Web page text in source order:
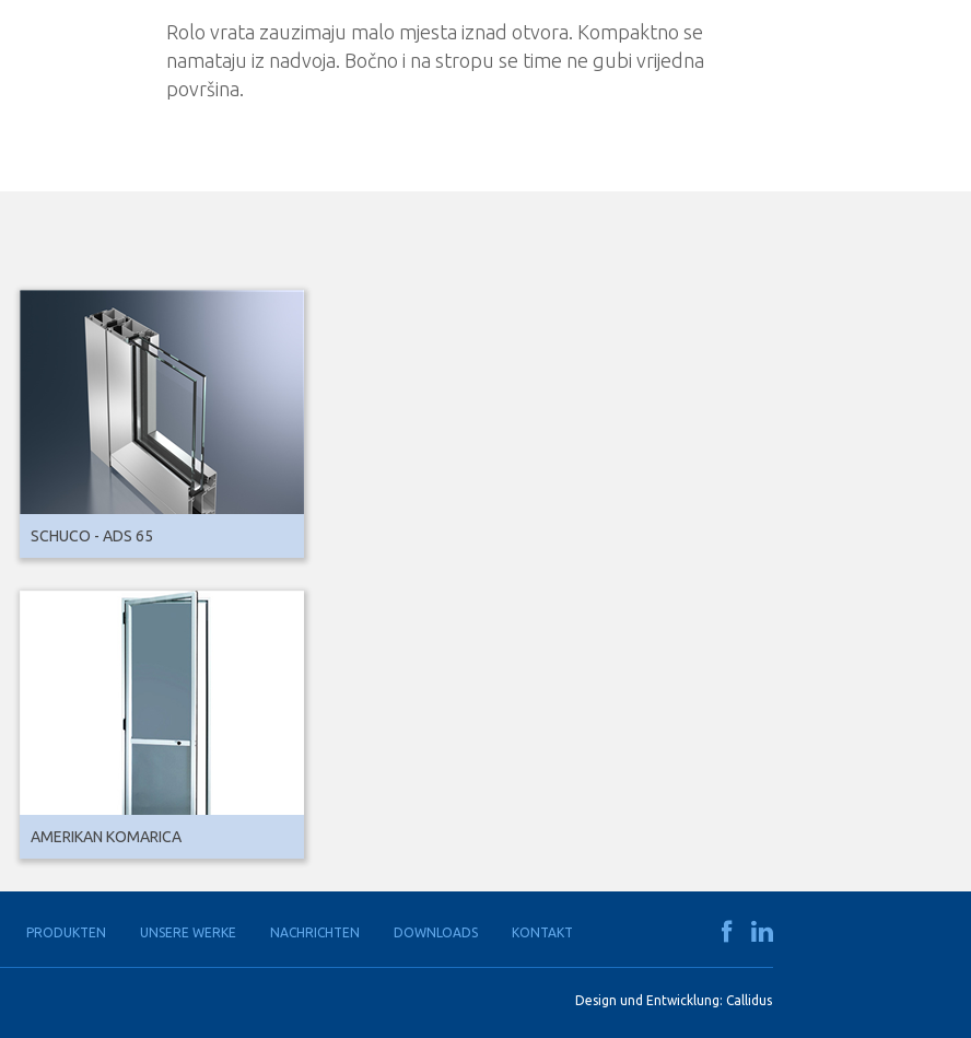
Rolo vrata zauzimaju malo mjesta iznad otvora. Kompaktno se
namataju iz nadvoja. Bočno i na stropu se time ne gubi vrijedna
površina.
SCHUCO - ADS 65
AMERIKAN KOMARICA
PRODUKTEN UNSERE WERKE NACHRICHTEN DOWNLOADS KONTAKT
Design und Entwicklung:Callidus